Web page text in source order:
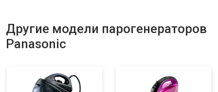
Другие модели парогенераторов
Panasonic